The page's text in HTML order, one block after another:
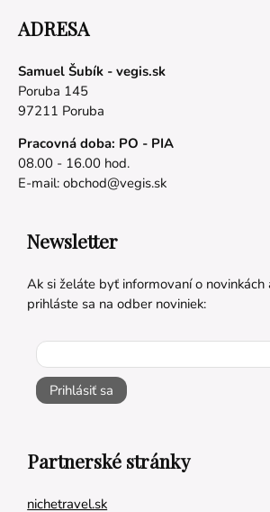
ADRESA
Samuel Šubík - vegis.sk
Poruba 145
97211 Poruba
Pracovná doba: PO - PIA
08.00 - 16.00 hod.
E-mail: obchod@vegis.sk
Newsletter
Ak si želáte byť informovaní o novinkách
prihláste sa na odber noviniek:
Prihlásiť sa
Partnerské stránky
nichetravel.sk